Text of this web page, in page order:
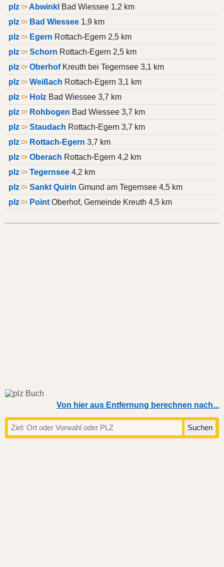
plz
Abwinkl Bad Wiessee 1,2 km
plz
Bad Wiessee 1,9 km
plz
Egern Rottach-Egern 2,5 km
plz
Schorn Rottach-Egern 2,5 km
plz
OberhofKreuth bei Tegernsee 3,1 km
plz
Weißach Rottach-Egern 3,1 km
plz
Holz Bad Wiessee 3,7 km
plz
Rohbogen Bad Wiessee 3,7 km
plz
Staudach Rottach-Egern 3,7 km
plz
Rottach-Egern 3,7 km
plz
Oberach Rottach-Egern 4,2 km
plz
Tegernsee 4,2 km
plz
Sankt Quirin Gmund am Tegernsee 4,5 km
plz
Point Oberhof, Gemeinde Kreuth 4,5 km
Von hier aus Entfernung berechnen nach...